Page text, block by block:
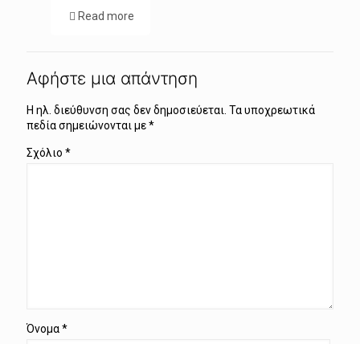
Read more
Αφήστε μια απάντηση
Η ηλ. διεύθυνση σας δεν δημοσιεύεται. Τα υποχρεωτικά
πεδία σημειώνονται με*
Σχόλιο *
Όνομα*